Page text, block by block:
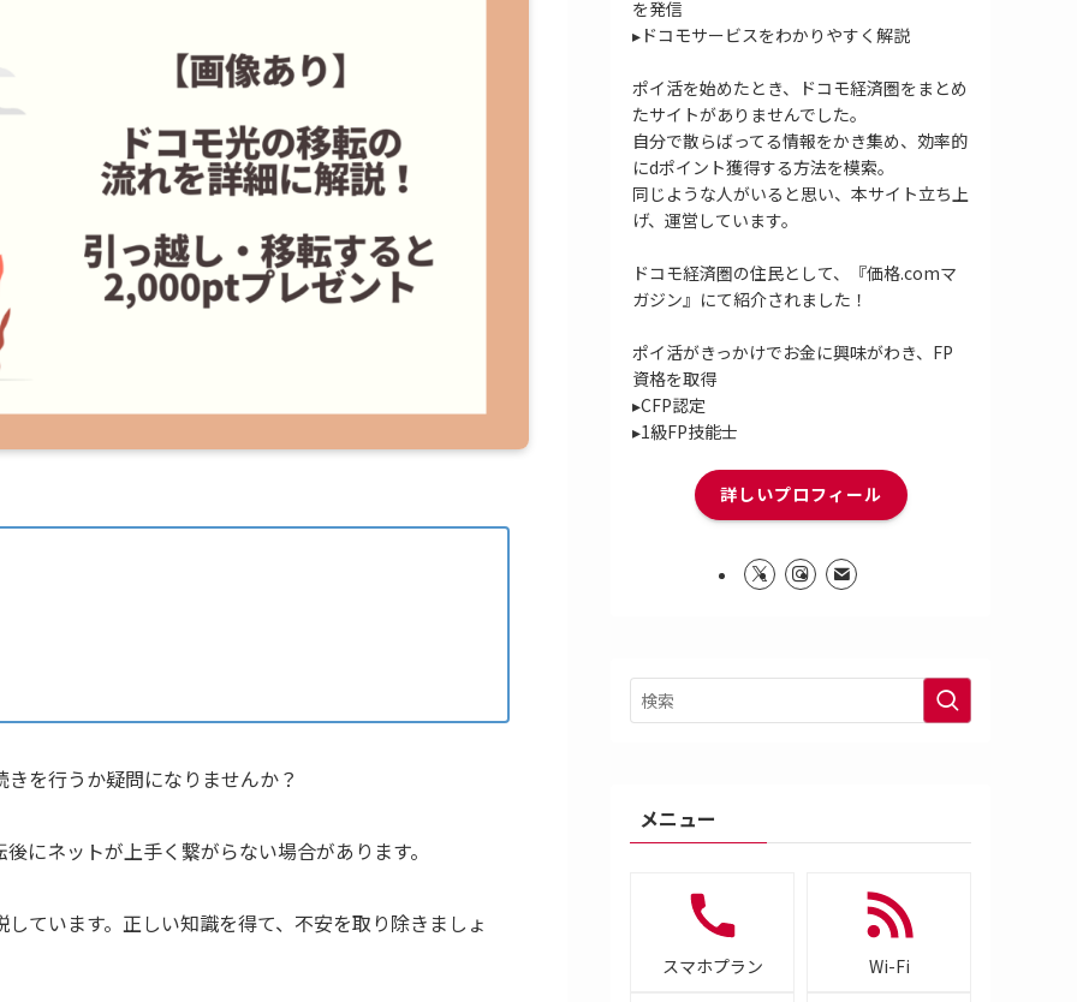
を行うか疑問になりませんか？
にネットが上手く繋がらない場合があります。
ています。正しい知識を得て、不安を取り除きましょ
を発信
▸ドコモサービスをわかりやすく解説
ポイ活を始めたとき、ドコモ経済圏をまとめ
たサイトがありませんでした。
自分で散らばってる情報をかき集め、効率的
にdポイント獲得する方法を模索。
同じような人がいると思い、本サイト立ち上
げ、運営しています。
ドコモ経済圏の住民として、『価格.comマ
ガジン』にて紹介されました！
ポイ活がきっかけでお金に興味がわき、FP
資格を取得
▸CFP認定
▸1級FP技能士
詳しいプロフィール
メニュー
スマホプラン Wi-Fi